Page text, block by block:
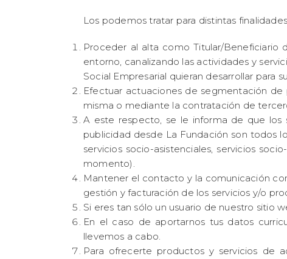
Los podemos tratar para distintas
Proceder al alta como Titular/Beneficiario
entorno, canalizando las actividades y
Social Empresarial quieran desarrollar para
Efectuar actuaciones de segmentación
misma o mediante la contratación de
A este respecto, se le informa de que
publicidad desde La Fundación son todos
servicios socio-asistenciales, servicios
momento).
Mantener el contacto y la comunicación
gestión y facturación de los servicios y/o
Si eres tan sólo un usuario de nuestro sitio
En el caso de aportarnos tus datos
llevemos a cabo.
Para ofrecerte productos y servicios de